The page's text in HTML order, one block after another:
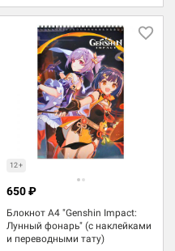
12+
Блокнот А4 "Genshin Impact:
Лунный фонарь" (с наклейками
и переводными тату)
650 ₽